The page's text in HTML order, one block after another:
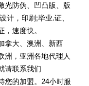
光防伪、凹凸版、版
计，印刷;毕业.证、
速度快。
拿大、澳洲、新西
洲，亚洲各地代理人
请联系我们
您的加盟。24小时服